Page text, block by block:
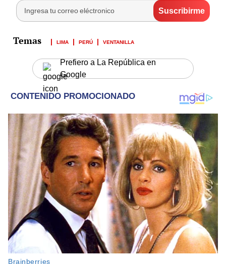
LIMA PERÚ VENTANILLA
Prefiero a La República en
Google